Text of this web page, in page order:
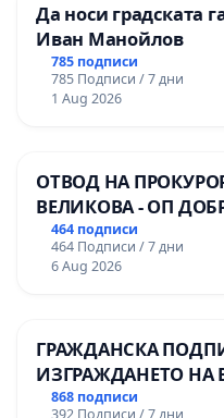
Да носи градската
Иван Манойлов
785 подписи
785 Подписи / 7 дни
1 Aug 2026
ОТВОД НА
ВЕЛИКОВА - ОП
464 подписи
464 Подписи / 7 дни
6 Aug 2026
ГРАЖДАНСКА
ИЗГРАЖДАНЕТО
НА ТЕРИТОРИЯТА
868 подписи
392 Подписи / 7 дни